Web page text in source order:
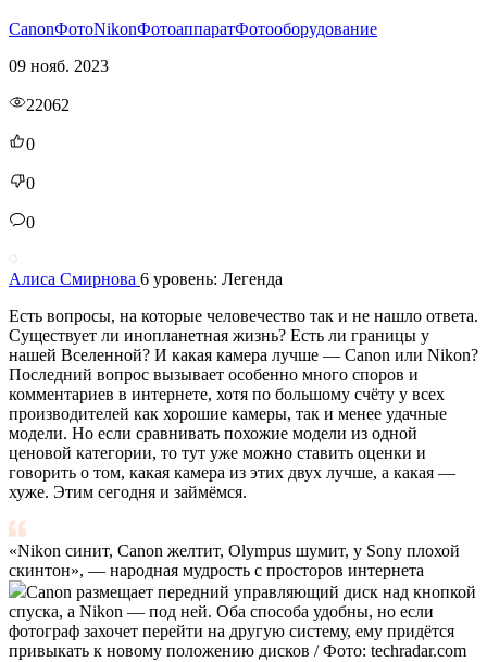
CanonФотоNikonФотоаппаратФотооборудование
09 нояб. 2023
22062
0
0
0
Алиса Смирнова 6 уровень: Легенда
Есть вопросы, на которые человечество так и не нашло ответа.
Существует ли инопланетная жизнь? Есть ли границы у
нашей Вселенной? И какая камера лучше — Canon или Nikon?
Последний вопрос вызывает особенно много споров и
комментариев в интернете, хотя по большому счёту у всех
производителей как хорошие камеры, так и менее удачные
модели. Но если сравнивать похожие модели из одной
ценовой категории, то тут уже можно ставить оценки и
говорить о том, какая камера из этих двух лучше, а какая —
хуже. Этим сегодня и займёмся.
«Nikon синит, Canon желтит, Olympus шумит, у Sony плохой
скинтон», — народная мудрость с просторов интернета
Canon размещает передний управляющий диск над кнопкой
спуска, а Nikon — под ней. Оба способа удобны, но если
фотограф захочет перейти на другую систему, ему придётся
привыкать к новому положению дисков / Фото: techradar.com